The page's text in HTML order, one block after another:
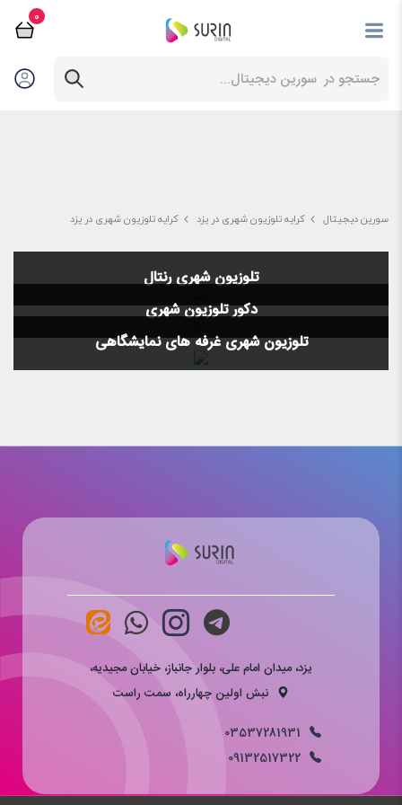
0
سورین دیجیتال کرایه تلوزیون شهری در یزد کرایه تلوزیون شهری در یزد
تلوزیون شهری رنتال
دکور تلوزیون شهری
تلوزیون شهری غرفه های نمایشگاهی
یزد، میدان امام علی، بلوار جانباز، خیابان مجیدیه،
نبش اولین چهارراه، سمت راست
03537281931
09132517322